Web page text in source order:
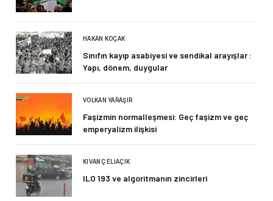
HAKAN KOÇAK
Sınıfın kayıp asabiyesi ve sendikal arayışlar :
Yapı, dönem, duygular
VOLKAN YARAŞIR
Faşizmin normalleşmesi: Geç faşizm ve geç
emperyalizm ilişkisi
KIVANÇ ELIAÇIK
ILO 193 ve algoritmanın zincirleri